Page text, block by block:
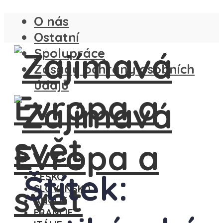
O nás
Ostatní
Spolupráce
Zásady ochrany osobních
údajů
ČESKO
SLOVENSKO
ANGLIE
FRANCIE
Štítek: